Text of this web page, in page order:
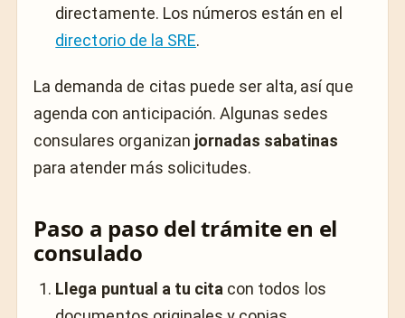
directamente. Los números están en el
directorio de la SRE.
La demanda de citas puede ser alta, así que
agenda con anticipación. Algunas sedes
consulares organizan jornadas sabatinas
para atender más solicitudes.
Paso a paso del trámite en el
consulado
Llega puntual a tu cita con todos los